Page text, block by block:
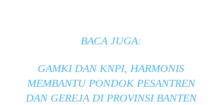
BACA JUGA:
GAMKI DAN KNPI, HARMONIS
MEMBANTU PONDOK PESANTREN
DAN GEREJA DI PROVINSI BANTEN